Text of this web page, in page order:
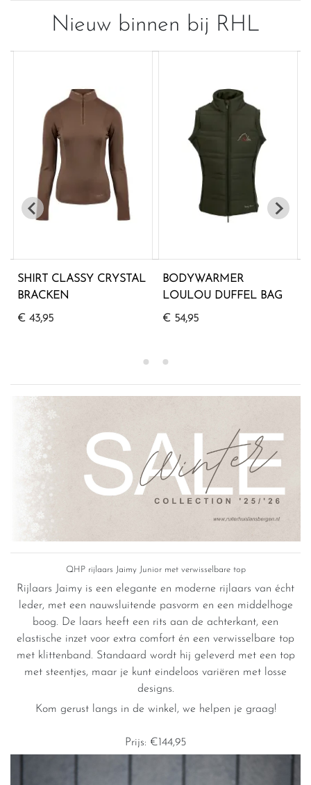
Nieuw binnen bij RHL
BODYWARMER
LOULOU DUFFEL BAG
€ 54,95
BODYPROTECTOR
BALLISTIC FLEX FIT PRO
JUNIOR BLACK NEON
QHP rijlaars Jaimy Junior met verwisselbare top
Rijlaars Jaimy is een elegante en moderne rijlaars van écht
leder, met een nauwsluitende pasvorm en een middelhoge
boog. De laars heeft een rits aan de achterkant, een
elastische inzet voor extra comfort én een verwisselbare top
met klittenband. Standaard wordt hij geleverd met een top
met steentjes, maar je kunt eindeloos variëren met losse
designs.
Kom gerust langs in de winkel, we helpen je graag!
Prijs: €144,95